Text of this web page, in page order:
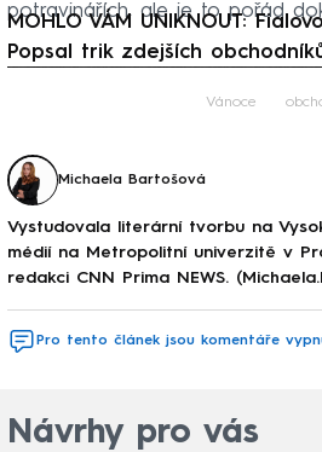
potravinářích, ale je to pořád
MOHLO VÁM UNIKNOUT:
Popsal trik zdejších
Vánoce
Michaela Bartošová
Vystudovala literární tvorbu na
médií na Metropolitní univerzitě v
redakci CNN Prima NEWS.
Pro tento článek jsou komentáře
Návrhy pro vás